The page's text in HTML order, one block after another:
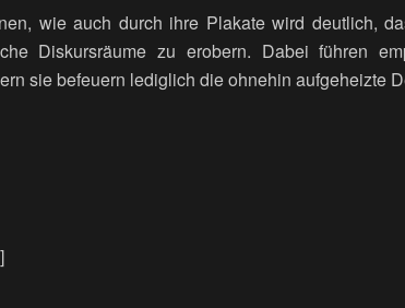
wie auch durch ihre Plakate wird deutlich,
Diskursräume zu erobern. Dabei führen
sie befeuern lediglich die ohnehin aufgeheizte